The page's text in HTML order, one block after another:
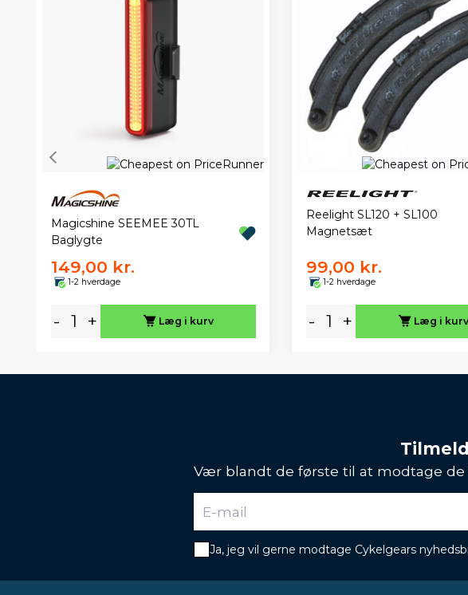
Magicshine SEEMEE 30TL
Baglygte
149,00 kr.
1-2 hverdage
- + Læg i kurv
Reelight SL120 + SL100
Magnetsæt
99,00 kr.
1-2 hverdage
- + Læg i kurv
Vær blandt de første til at modtage
Ja, jeg vil gerne modtage Cykelgears